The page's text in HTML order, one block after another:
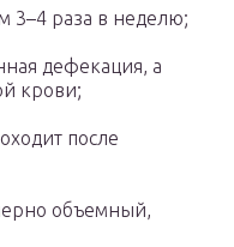
3–4 раза в неделю;
дефекация, а
крови;
после
объемный,